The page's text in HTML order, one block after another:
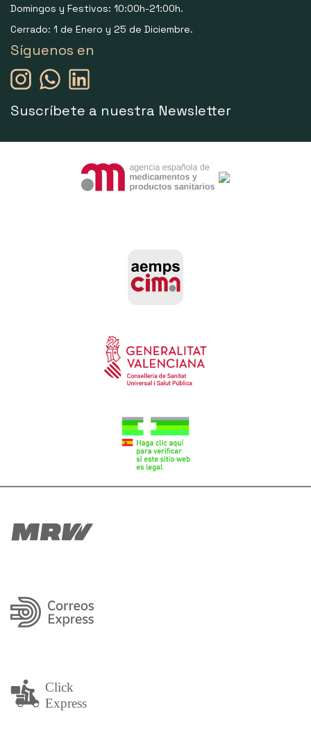
Domingos y Festivos: 10:00h-21:00h.
Cerrado: 1 de Enero y 25 de Diciembre.
Síguenos en
Suscríbete a nuestra Newsletter